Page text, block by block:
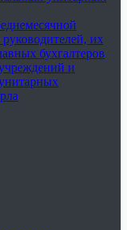
руководителей, их
бухгалтеров
и